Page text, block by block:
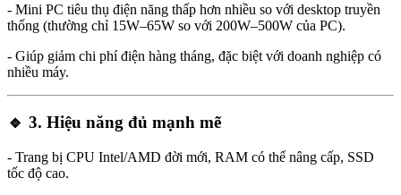
- Mini PC tiêu thụ điện năng thấp hơn nhiều so với desktop truyền
thống (thường chỉ 15W–65W so với 200W–500W của PC).
- Giúp giảm chi phí điện hàng tháng, đặc biệt với doanh nghiệp có
nhiều máy.
🔹 3. Hiệu năng đủ mạnh mẽ
- Trang bị CPU Intel/AMD đời mới, RAM có thể nâng cấp, SSD
tốc độ cao.